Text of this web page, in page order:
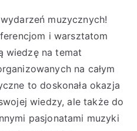
muzycznych!
i warsztatom
wiedzę na temat
na całym
to doskonała okazja
wiedzy, ale także do
pasjonatami muzyki